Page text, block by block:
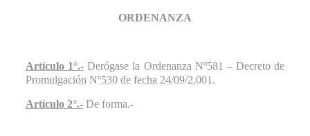
ORDENANZA
Artículo 1°.-Derógase la Ordenanza Nº581 – Decreto de
Promulgación Nº530 de fecha 24/09/2.001.
Artículo 2°.-De forma.-